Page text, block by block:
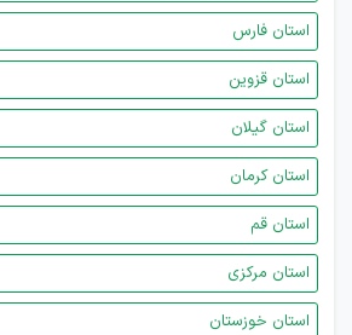
استان فارس
استان قزوین
استان گیلان
استان کرمان
استان قم
استان مرکزی
استان خوزستان